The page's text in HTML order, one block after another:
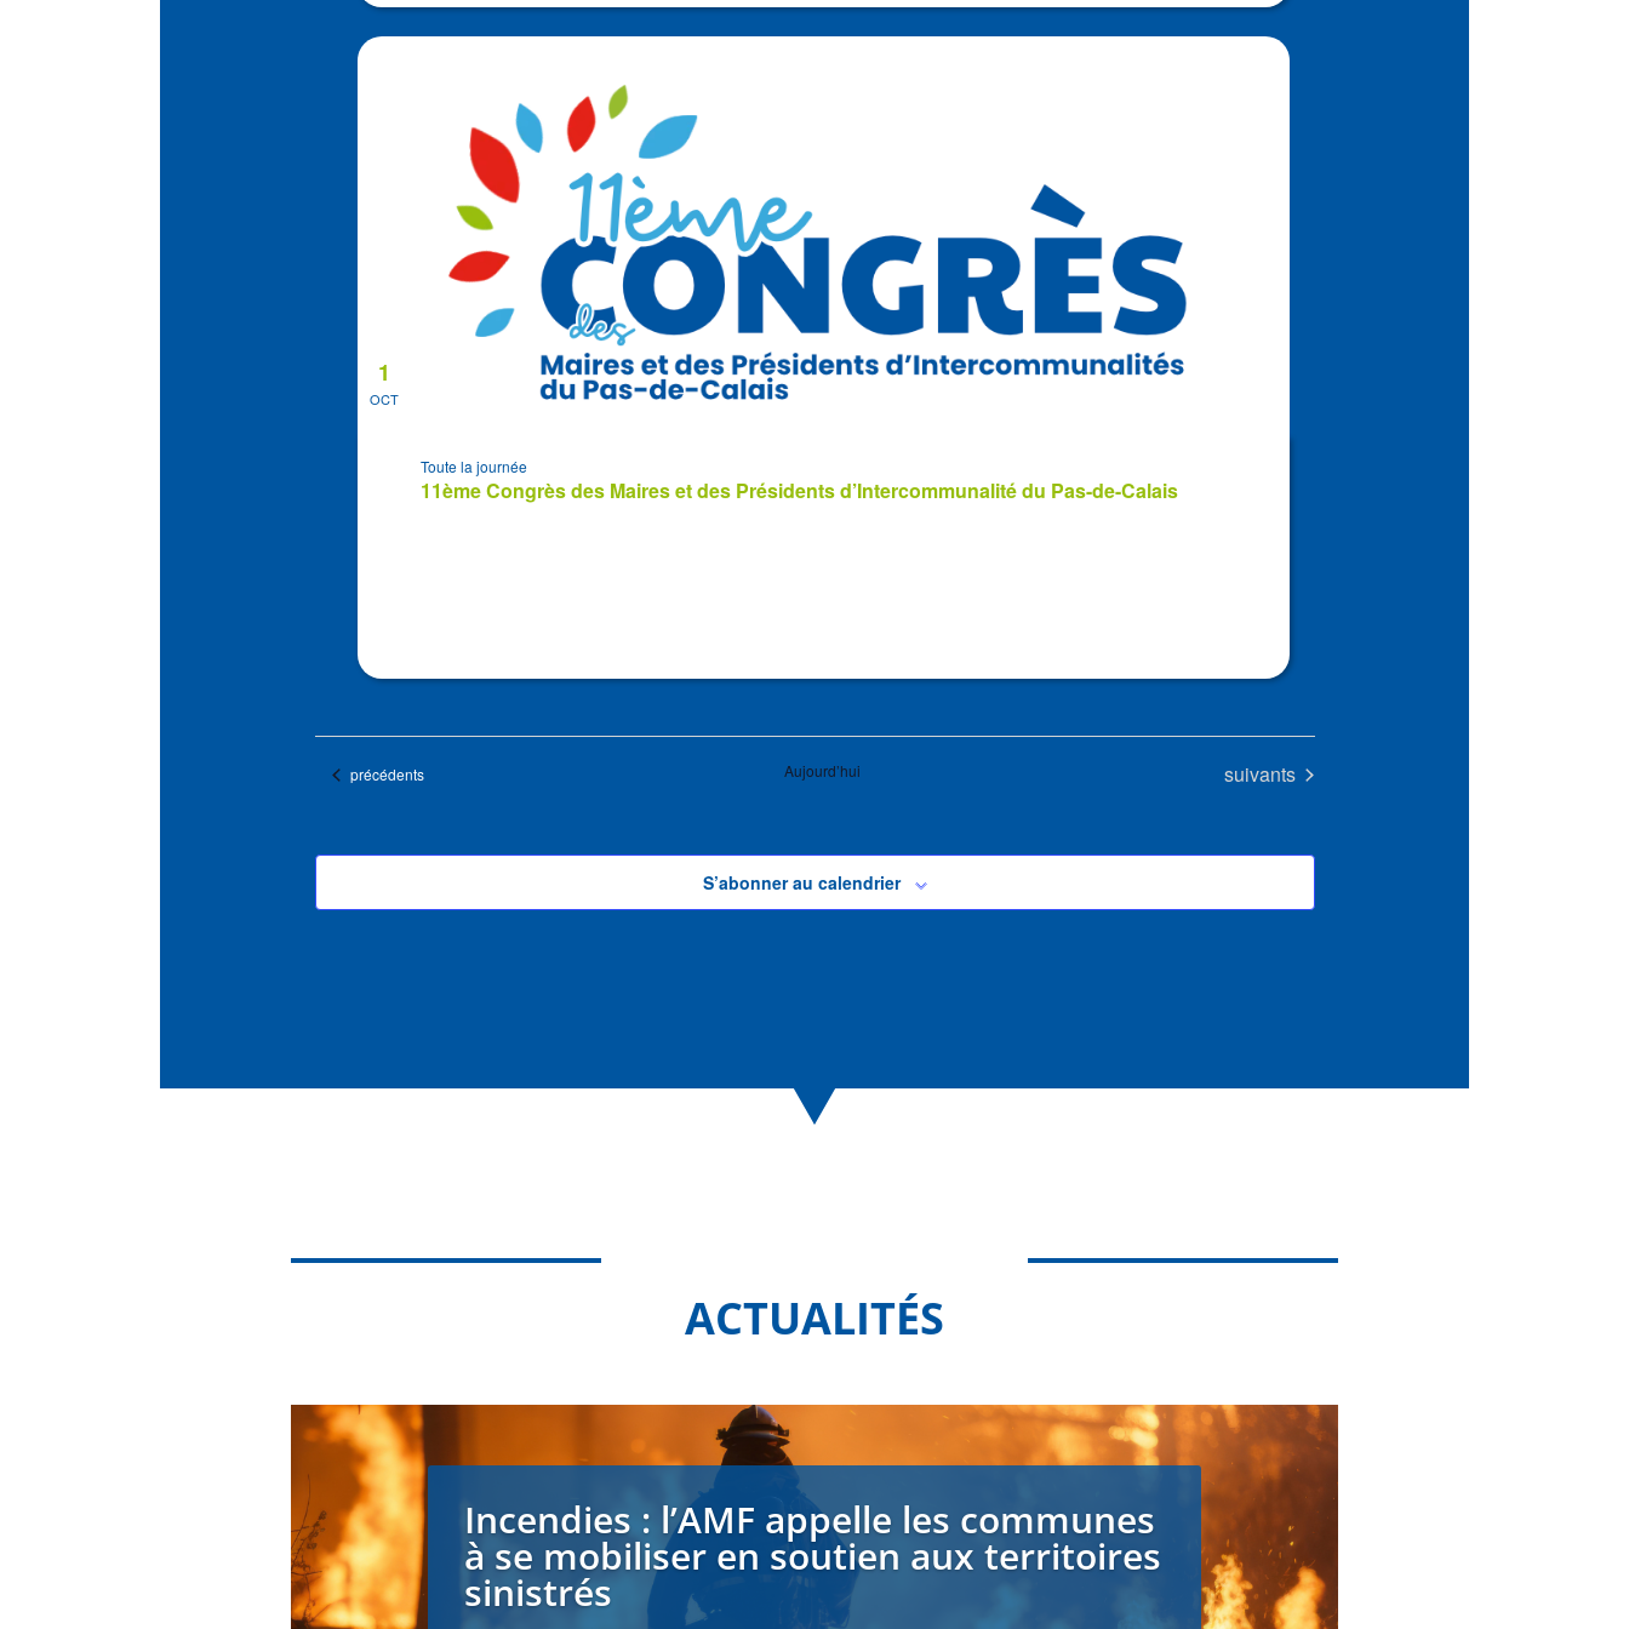
OCT
1
11ème Congrès des Maires et des Présidents d’Intercommunalité du Pas-de-Calais
Toute la journée
Évènements
précédents Aujourd’hui Évènements
suivants
S’abonner au calendrier
ACTUALITÉS
Incendies : l’AMF appelle les communes
à se mobiliser en soutien aux territoires
sinistrés